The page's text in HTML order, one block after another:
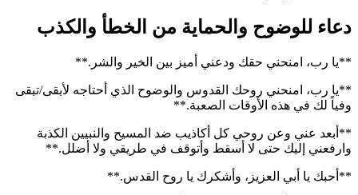
دعاء للوضوح والحماية من الخطأ والكذب
**يا رب، امنحني حقك ودعني أميز بين الخير والشر.**
**يا رب، امنحني روحك القدوس والوضوح الذي أحتاجه لأبقى/تبقى
وفياً لك في هذه الأوقات الصعبة.**
**أبعد عني وعن روحي كل أكاذيب ضد المسيح والنبيين الكذبة
وارفعني إليك حتى لا أسقط وأتوقف في طريقي ولا أضلل.**
**أحبك يا أبي العزيز، وأشكرك يا روح القدس.**